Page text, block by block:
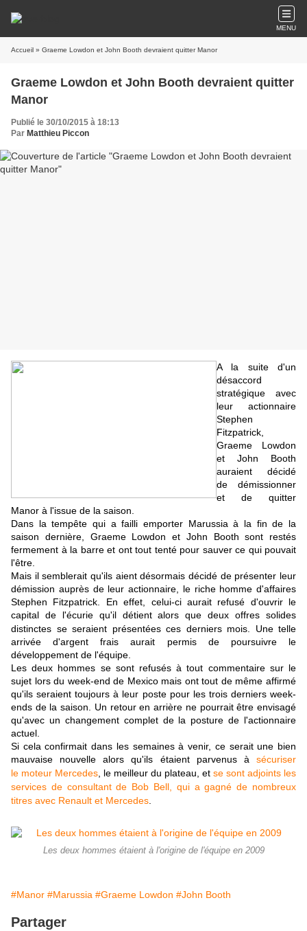
MENU
Accueil » Graeme Lowdon et John Booth devraient quitter Manor
Graeme Lowdon et John Booth devraient quitter
Manor
Publié le 30/10/2015 à 18:13
Par Matthieu Piccon
A la suite d'un
désaccord
stratégique avec
leur actionnaire
Stephen
Fitzpatrick,
Graeme Lowdon
et John Booth
auraient décidé
de démissionner
et de quitter
Manor à l'issue de la saison.
Dans la tempête qui a failli emporter Marussia à la fin de la
saison dernière, Graeme Lowdon et John Booth sont restés
fermement à la barre et ont tout tenté pour sauver ce qui pouvait
l'être.
Mais il semblerait qu'ils aient désormais décidé de présenter leur
démission auprès de leur actionnaire, le riche homme d'affaires
Stephen Fitzpatrick. En effet, celui-ci aurait refusé d'ouvrir le
capital de l'écurie qu'il détient alors que deux offres solides
distinctes se seraient présentées ces derniers mois. Une telle
arrivée d'argent frais aurait permis de poursuivre le
développement de l'équipe.
Les deux hommes se sont refusés à tout commentaire sur le
sujet lors du week-end de Mexico mais ont tout de même affirmé
qu'ils seraient toujours à leur poste pour les trois derniers week-
ends de la saison. Un retour en arrière ne pourrait être envisagé
qu'avec un changement complet de la posture de l'actionnaire
actuel.
Si cela confirmait dans les semaines à venir, ce serait une bien
mauvaise nouvelle alors qu'ils étaient parvenus à sécuriser
le moteur Mercedes le meilleur du plateau, et se sont adjoints les
services de consultant de Bob Bell, qui a gagné de nombreux
titres avec Renault et Mercedes
Les deux hommes étaient à l'origine de l'équipe en 2009
#Manor #Marussia #Graeme Lowdon #John Booth
Partager